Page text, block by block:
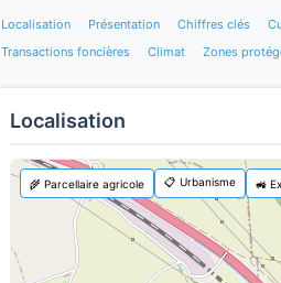
Localisation Présentation Chiffres clés
Transactions foncières
Climat Zones
Localisation
🌾 Parcellaire agricole 📋 Urbanisme 🚜